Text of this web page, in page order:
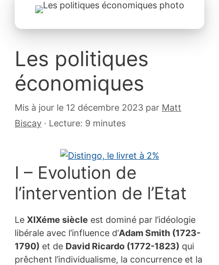
Les politiques
économiques
Mis à jour le 12 décembre 2023 6par Matt
Biscay · Lecture: 9 minutes
I – Evolution de
l’intervention de l’Etat
Le XIXéme siècle est dominé par l’idéologie
libérale avec l’influence d’Adam Smith (1723-
1790) et de David Ricardo (1772-1823) qui
prêchent l’individualisme, la concurrence et la